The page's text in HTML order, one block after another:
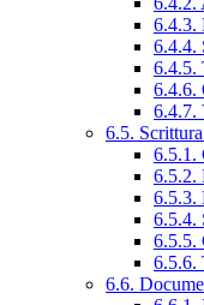
6.4.3.
6.4.4.
6.4.5.
6.4.6.
6.4.7.
6.5.
6.5.1.
6.5.2.
6.5.3.
6.5.4.
6.5.5.
6.5.6.
6.6.